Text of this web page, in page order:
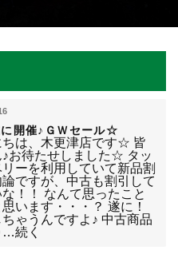
開催♪ＧＷセール☆
ちは、木更津店です☆ 皆
♪お待たせしました☆ タッ
リーを利用していて新品割
ですが、中古も割引して
！！ なんて思ったこと
います・・・？ 遂に！
ちゃうんですよ♪ 中古商品
…続く